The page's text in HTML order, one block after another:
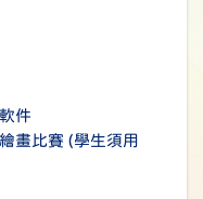
件
畫比賽 (學生須用